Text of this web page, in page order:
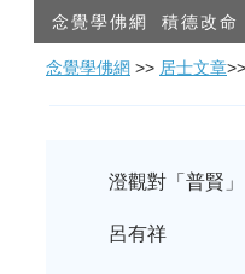
念覺學佛網 積德改命
念覺學佛網 >> 居士文章>>
澄觀對「普賢
呂有祥